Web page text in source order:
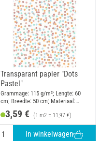
Transparant papier "Dots
Pastel"
Grammage: 115 g/m²; Lengte: 60
cm; Breedte: 50 cm; Materiaal:
3,59 € (1 m2 = 11,97 €)
In winkelwagen